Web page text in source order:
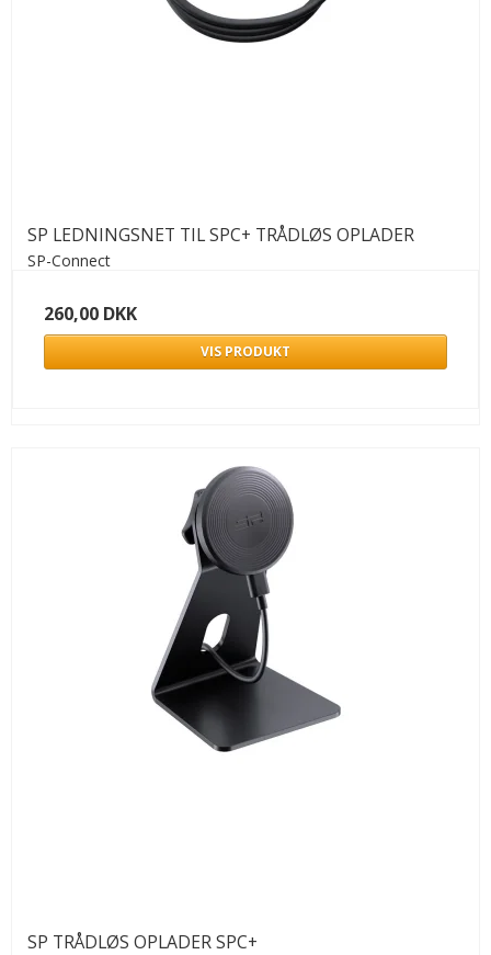
SP LEDNINGSNET TIL SPC+ TRÅDLØS OPLADER
SP-Connect
260,00 DKK
VIS PRODUKT
SP TRÅDLØS OPLADER SPC+